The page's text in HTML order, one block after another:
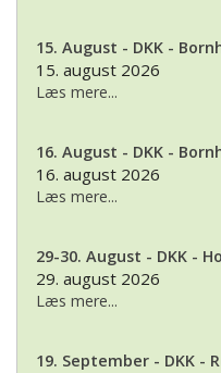
15. August - DKK -
15. august 2026
Læs mere...
16. August - DKK -
16. august 2026
Læs mere...
29-30. August - DKK -
29. august 2026
Læs mere...
19. September - DKK -